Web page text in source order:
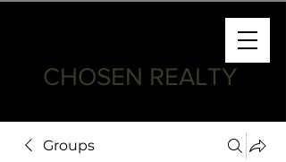
CHOSEN REALTY
Groups